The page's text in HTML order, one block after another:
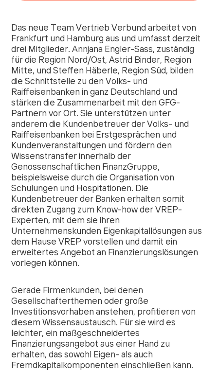
Das neue Team Vertrieb Verbund arbeitet von
Frankfurt und Hamburg aus und umfasst derzeit
drei Mitglieder. Annjana Engler-Sass, zuständig
für die Region Nord/Ost, Astrid Binder, Region
Mitte, und Steffen Häberle, Region Süd, bilden
die Schnittstelle zu den Volks- und
Raiffeisenbanken in ganz Deutschland und
stärken die Zusammenarbeit mit den GFG-
Partnern vor Ort. Sie unterstützen unter
anderem die Kundenbetreuer der Volks- und
Raiffeisenbanken bei Erstgesprächen und
Kundenveranstaltungen und fördern den
Wissenstransfer innerhalb der
Genossenschaftlichen FinanzGruppe,
beispielsweise durch die Organisation von
Schulungen und Hospitationen. Die
Kundenbetreuer der Banken erhalten somit
direkten Zugang zum Know-how der VREP-
Experten, mit dem sie ihren
Unternehmenskunden Eigenkapitallösungen aus
dem Hause VREP vorstellen und damit ein
erweitertes Angebot an Finanzierungslösungen
vorlegen können.
Gerade Firmenkunden, bei denen
Gesellschafterthemen oder große
Investitionsvorhaben anstehen, profitieren von
diesem Wissensaustausch. Für sie wird es
leichter, ein maßgeschneidertes
Finanzierungsangebot aus einer Hand zu
erhalten, das sowohl Eigen- als auch
Fremdkapitalkomponenten einschließen kann.